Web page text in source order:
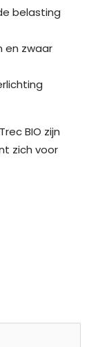
belasting
en zwaar
BIO zijn
zich voor